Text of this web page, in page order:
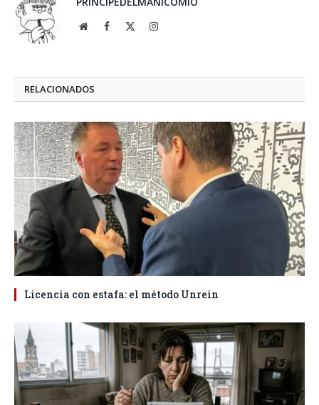
WebsiteFacebook Instagram
RELACIONADOS
Licencia con estafa: el método Unrein